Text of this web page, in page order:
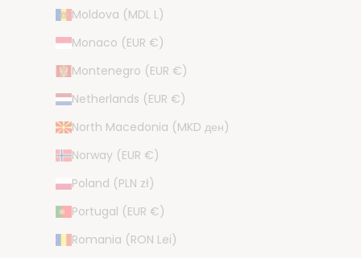
Moldova (MDL L)
Monaco (EUR €)
Montenegro (EUR €)
Netherlands (EUR €)
North Macedonia (MKD ден)
Norway (EUR €)
Poland (PLN zł)
Portugal (EUR €)
Romania (RON Lei)